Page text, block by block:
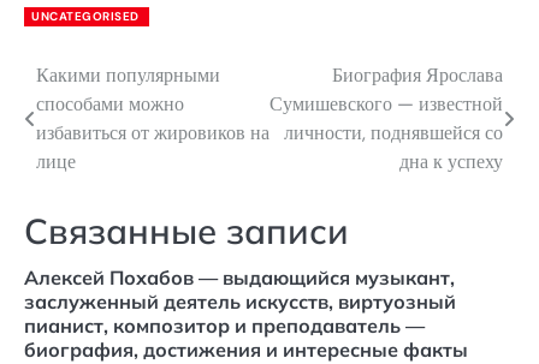
UNCATEGORISED
Навигация
по
записям
Какими популярными
способами можно
избавиться от жировиков на
лице
Биография Ярослава
Сумишевского — известной
личности, поднявшейся со
дна к успеху
Связанные записи
Алексей Похабов — выдающийся музыкант,
заслуженный деятель искусств, виртуозный
пианист, композитор и преподаватель —
биография, достижения и интересные факты